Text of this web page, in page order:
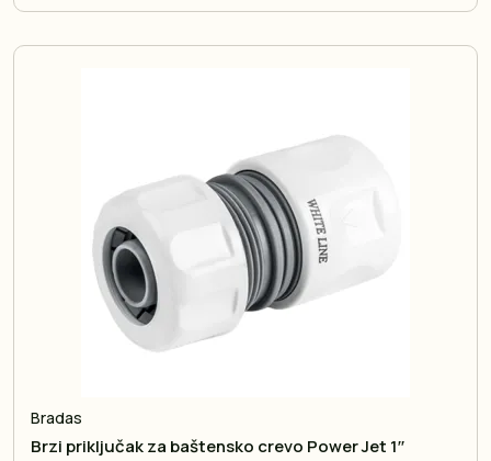
Bradas
Brzi priključak za baštensko crevo Power Jet 1″